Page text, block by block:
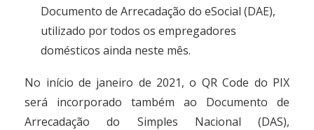
Documento de Arrecadação do eSocial (DAE),
utilizado por todos os empregadores
domésticos ainda neste mês.
No início de janeiro de 2021, o QR Code do PIX
será incorporado também ao Documento de
Arrecadação do Simples Nacional (DAS),